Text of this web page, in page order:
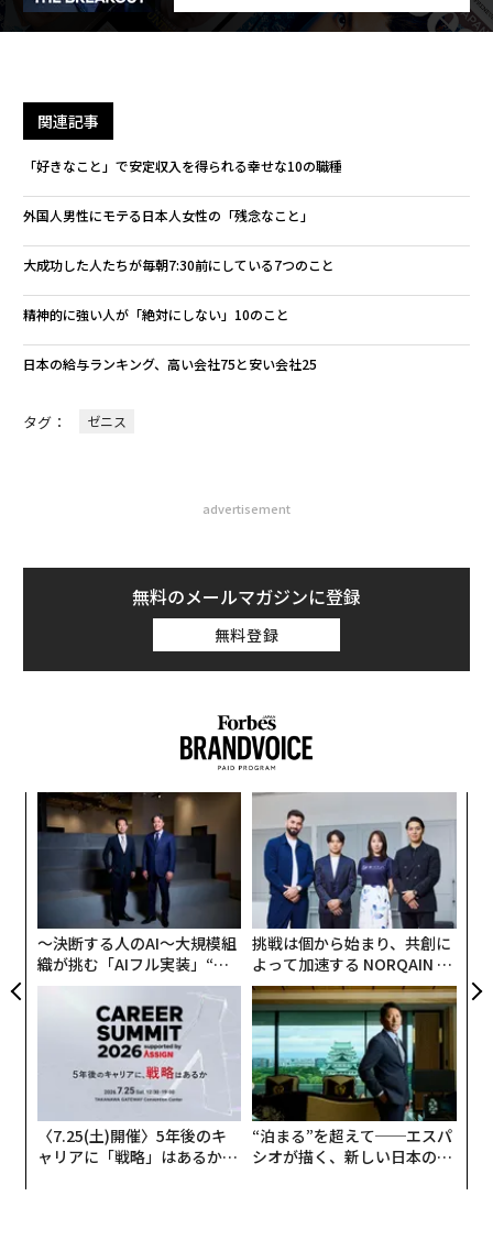
関連記事
「好きなこと」で安定収入を得られる幸せな10の職種
外国人男性にモテる日本人女性の「残念なこと」
大成功した人たちが毎朝7:30前にしている7つのこと
精神的に強い人が「絶対にしない」10のこと
日本の給与ランキング、高い会社75と安い会社25
タグ： ゼニス
advertisement
無料のメールマガジンに登録
無料登録
〜決断する人のAI〜大規模組
織が挑む「AIフル実装」“使
う”企業から“動く”企業へ【N
TTドコモビジネス×PwC】
挑戦は個から始まり、共創に
よって加速する NORQAIN JA
PAN 特別座談会
〈7.25(土)開催〉5年後のキ
ャリアに「戦略」はあるか。
“泊まる”を超えて──エスパ
シオが描く、新しい日本のラ